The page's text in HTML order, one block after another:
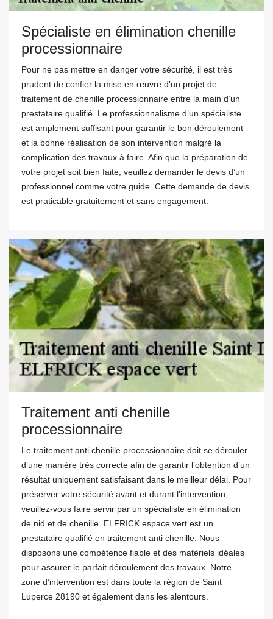
Spécialiste en élimination chenille
processionnaire
Pour ne pas mettre en danger votre sécurité, il est très
prudent de confier la mise en œuvre d’un projet de
traitement de chenille processionnaire entre la main d’un
prestataire qualifié. Le professionnalisme d’un spécialiste
est amplement suffisant pour garantir le bon déroulement
et la bonne réalisation de son intervention malgré la
complication des travaux à faire. Afin que la préparation de
votre projet soit bien faite, veuillez demander le devis d’un
professionnel comme votre guide. Cette demande de devis
est praticable gratuitement et sans engagement.
Traitement anti chenille
processionnaire
Le traitement anti chenille processionnaire doit se dérouler
d’une manière très correcte afin de garantir l’obtention d’un
résultat uniquement satisfaisant dans le meilleur délai. Pour
préserver votre sécurité avant et durant l’intervention,
veuillez-vous faire servir par un spécialiste en élimination
de nid et de chenille. ELFRICK espace vert est un
prestataire qualifié en traitement anti chenille. Nous
disposons une compétence fiable et des matériels idéales
pour assurer le parfait déroulement des travaux. Notre
zone d’intervention est dans toute la région de Saint
Luperce 28190 et également dans les alentours.